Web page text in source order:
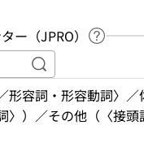
ー（JPRO）
ヘルプ
キーワードで目次
形容詞・形容動詞〉
〉）／その他（〈接